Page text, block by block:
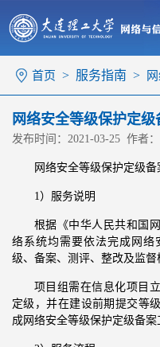
首页 > 服务指南 >
网络安全等级保护定级
发布时间：2021-03-25 作者：
网络安全等级保护定级备
1）服务说明
根据《中华人民共和国
络系统均需要依法完成网络
级、备案、测评、整改及监督
项目组需在信息化项目
定级，并在建设前期提交等
成网络安全等级保护定级备案